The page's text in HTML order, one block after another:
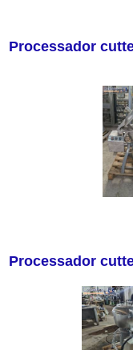
Processador
Processador